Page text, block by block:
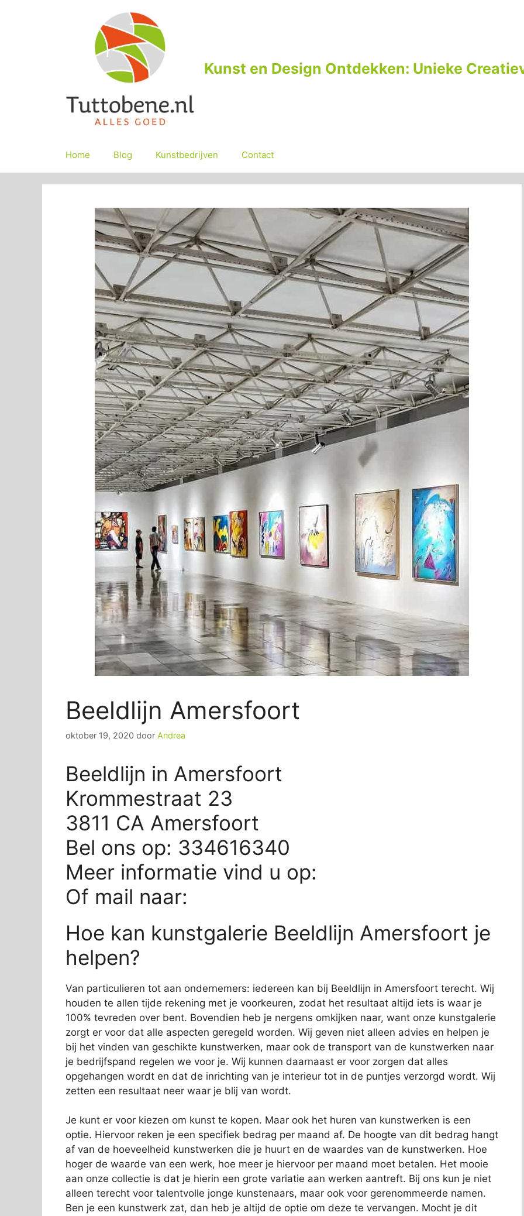
Kunst en Design Ontdekken: Unieke
Home Blog Kunstbedrijven Contact
Beeldlijn Amersfoort
oktober 19, 2020 door Andrea
Beeldlijn in Amersfoort
Krommestraat 23
3811 CA Amersfoort
Bel ons op: 334616340
Meer informatie vind u op:
Of mail naar:
Hoe kan kunstgalerie Beeldlijn Amersfoort je
helpen?
Van particulieren tot aan ondernemers: iedereen kan bij Beeldlijn in Amersfoort terecht. Wij
houden te allen tijde rekening met je voorkeuren, zodat het resultaat altijd iets is waar je
100% tevreden over bent. Bovendien heb je nergens omkijken naar, want onze kunstgalerie
zorgt er voor dat alle aspecten geregeld worden. Wij geven niet alleen advies en helpen je
bij het vinden van geschikte kunstwerken, maar ook de transport van de kunstwerken naar
je bedrijfspand regelen we voor je. Wij kunnen daarnaast er voor zorgen dat alles
opgehangen wordt en dat de inrichting van je interieur tot in de puntjes verzorgd wordt. Wij
zetten een resultaat neer waar je blij van wordt.
Je kunt er voor kiezen om kunst te kopen. Maar ook het huren van kunstwerken is een
optie. Hiervoor reken je een specifiek bedrag per maand af. De hoogte van dit bedrag hangt
af van de hoeveelheid kunstwerken die je huurt en de waardes van de kunstwerken. Hoe
hoger de waarde van een werk, hoe meer je hiervoor per maand moet betalen. Het mooie
aan onze collectie is dat je hierin een grote variatie aan werken aantreft. Bij ons kun je niet
alleen terecht voor talentvolle jonge kunstenaars, maar ook voor gerenommeerde namen.
Ben je een kunstwerk zat, dan heb je altijd de optie om deze te vervangen. Mocht je dit